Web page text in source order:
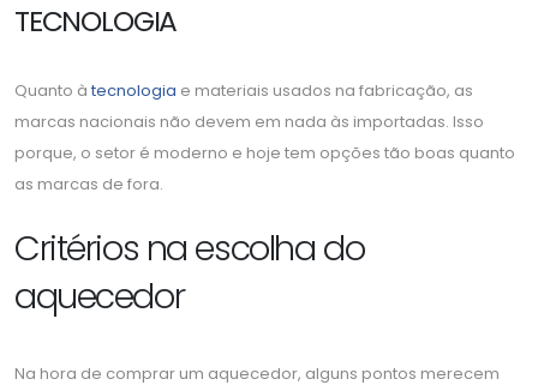
TECNOLOGIA
Quanto à tecnologia e materiais usados na fabricação, as
marcas nacionais não devem em nada às importadas. Isso
porque, o setor é moderno e hoje tem opções tão boas quanto
as marcas de fora.
Critérios na escolha do
aquecedor
Na hora de comprar um aquecedor, alguns pontos merecem